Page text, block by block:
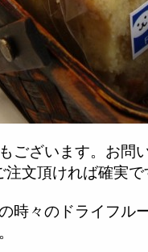
ございます。お問
注文頂ければ確実で
時々のドライフル